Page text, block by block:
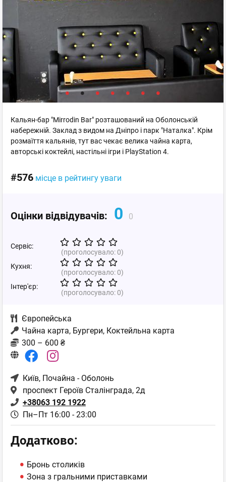
Кальян-бар "Mirrodin Bar" розташований на Оболонській
набережній. Заклад з видом на Дніпро і парк "Наталка". Крім
розмаїття кальянів, тут вас чекає велика чайна карта,
авторські коктейлі, настільні ігри і PlayStation 4.
#576 місце в рейтингу уваги
Оцінки відвідувачів: 0 0
Сервіс:
(проголосувало:0)
Кухня:
(проголосувало:0)
Інтер'єр:
(проголосувало:0)
Європейська
Чайна карта, Бургери, Коктейльна карта
300 – 600 ₴
Київ, Почайна - Оболонь
проспект Героїв Сталінграда, 2д
+38063 192 1922
Пн–Пт 16:00 - 23:00
Додатково:
Бронь столиків
Зона з гральними приставками